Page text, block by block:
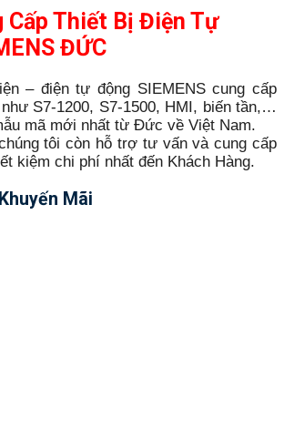
Cấp Thiết Bị Điện Tự
ĐỨC
– điện tự động SIEMENS cung cấp
S7-1200, S7-1500, HMI, biến tần,…
mã mới nhất từ Đức về Việt Nam.
tôi còn hỗ trợ tư vấn và cung cấp
kiệm chi phí nhất đến Khách Hàng.
Mãi